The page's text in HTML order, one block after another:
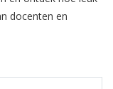
docenten en